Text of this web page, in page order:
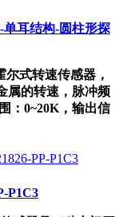
单耳结构-圆柱形探
尔式转速传感器，
属的转速，脉冲频
：0~20K，输出信
P1C3